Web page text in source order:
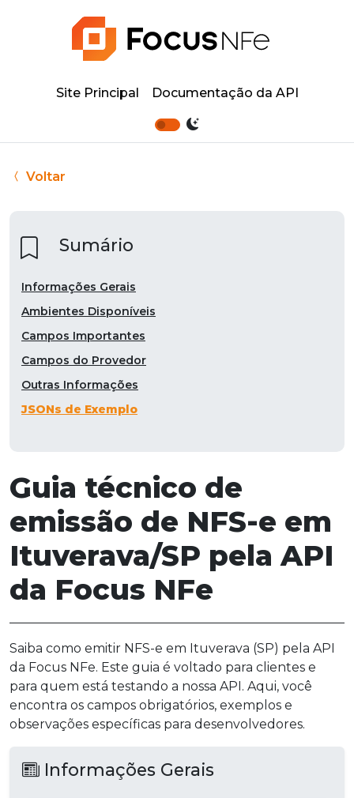
Site Principal Documentação da API
Voltar
Guia técnico de
emissão de NFS-e em
Ituverava/SP pela API
da Focus NFe
Saiba como emitir NFS-e em Ituverava (SP) pela API
da Focus NFe. Este guia é voltado para clientes e
para quem está testando a nossa API. Aqui, você
encontra os campos obrigatórios, exemplos e
observações específicas para desenvolvedores.
Informações Gerais
Sumário
Informações Gerais
Ambientes Disponíveis
Campos Importantes
Campos do Provedor
Outras Informações
JSONs de Exemplo